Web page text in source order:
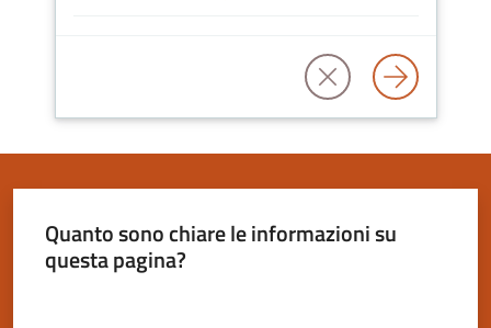
argomenti
Seguici
Quanto sono chiare le informazioni su
questa pagina?